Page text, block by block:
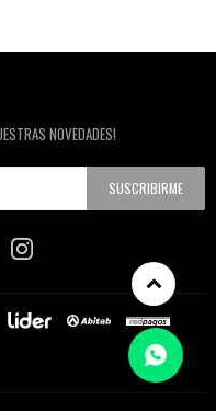
NOVEDADES!
SUSCRIBIRME
